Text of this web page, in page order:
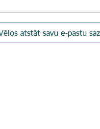
atstāt savu e-pastu